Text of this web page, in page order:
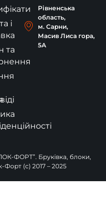
і
та
Рівненська
область,
м. Сарни,
Масив Лиса гора,
5А
ФОРТ”. Бруківка, блоки,
Форт (c) 2017 – 2025